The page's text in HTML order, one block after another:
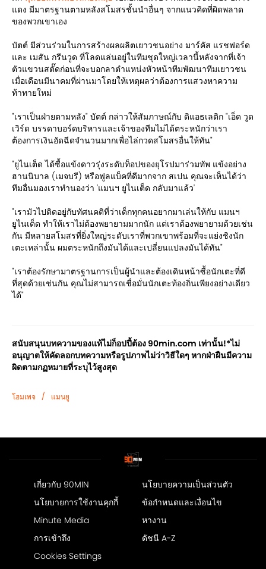
แดง มีมาตรฐานตามหลังสโมสรชั้นนำอื่นๆ จากแนวคิดที่ผิดพลาด
ของพวกเขาเอง
บัตต์ มีส่วนร่วมในการสร้างผลผลิตเยาวชนอย่าง มาร์คัส แรชฟอร์ด
และ เมสัน กรีนวูด ที่โลดแล่นอยู่ในทีมชุดใหญ่เวลานี้หลังจากที่เจ้า
ตัวแขวนสตั๊ดก่อนที่จะบอกลาตำแหน่งหัวหน้าทีมพัฒนาทีมเยาวชน
เมื่อเดือนมีนาคมที่ผ่านมาโดยให้เหตุผลว่าต้องการแสวงหาความ
ท้าทายใหม่
"เราเป็นฝ่ายตามหลัง" บัตต์ กล่าวให้สัมภาษณ์กับ ดิแอธเลติก "เอ็ด วูด
เวิร์ด บรรดาบอร์ดบริหารและเจ้าของทีมไม่ได้ตระหนักว่าเรา
ต้องการเงินอัดฉีดจำนวนมากเพื่อไล่กวดสโมสรอื่นให้ทัน"
"ยูไนเต็ด ได้ซื้อแข้งดาวรุ่งระดับท็อปของยุโรปมาร่วมทัพ แข้งอย่าง
ฮานนิบาล (เมจบรี) หรือฟูลแบ็คที่ดีมากจาก สเปน คุณจะเห็นได้ว่า
ทีมอื่นมองเราทำนองว่า 'แมนฯ ยูไนเต็ด กลับมาแล้ว'
"เรามัวไปติดอยู่กับทัศนคติที่ว่าเด็กทุกคนอยากมาเล่นให้กับ แมนฯ
ยูไนเต็ด ทำให้เราไม่ต้องพยายามมากนัก แต่เราต้องพยายามด้วยเช่น
กัน มีหลายสโมสรที่ยิ่งใหญ่ระดับเราที่พวกเขาพร้อมที่จะแย่งชิงนัก
เตะเหล่านั้น ผมตระหนักถึงมันได้และเปลี่ยนแปลงมันได้ทัน"
"เราต้องรักษามาตรฐานการเป็นผู้นำและต้องเดินหน้าซื้อนักเตะที่ดี
ที่สุดด้วยเช่นกัน คุณไม่สามารถเชื่อมั่นนักเตะท้องถิ่นเพียงอย่างเดียว
ได้"
สนับสนุนบทความของแท้ไม่ก็อปปี้ต้อง 90min.com เท่านั้น!*ไม่
อนุญาตให้คัดลอกบทความหรือรูปภาพไม่ว่าวิธีใดๆ หากฝ่าฝืนมีความ
ผิดตามกฏหมายที่ระบุไว้สูงสุด
โฮมเพจ / แมนยู
เกี่ยวกับ 90MIN
นโยบายความเป็นส่วนตัว
นโยบายการใช้งานคุกกี้
ข้อกำหนดและเงื่อนไข
Minute Media
หางาน
การเข้าถึง
ดัชนี A-Z
Cookies Settings